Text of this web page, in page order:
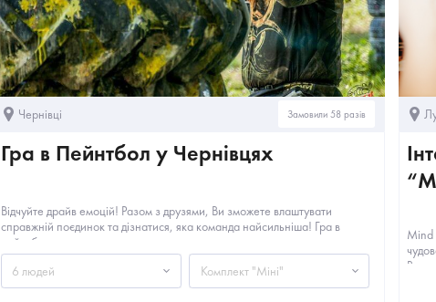
Чернівці Замовили 58 разів
Гра в Пейнтбол у Чернівцях
Відчуйте драйв емоцій! Разом з друзями, Ви зможете влаштувати
справжній поєдинок та дізнатися, яка команда найсильніша! Гра в
пейнтбол –...
6 людей
Комплект "Міні"
Mind